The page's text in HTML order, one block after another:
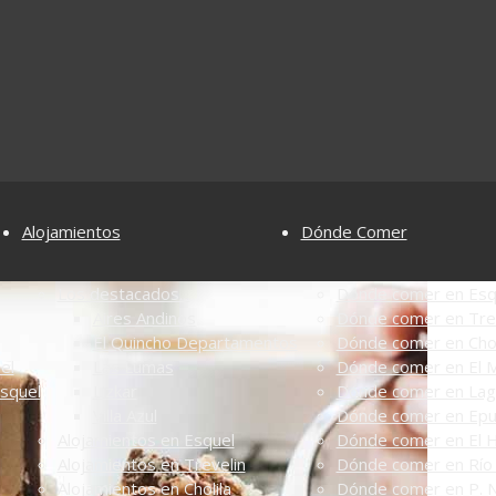
Alojamientos
Los destacados...
Aires Andinos
El Quincho Departamentos
Alojamientos en Esquel
Alojamientos en Trevelin
Alojamientos en Cholila
Dónde Comer
Dónde comer en
Dónde comer en
Dónde comer en
Dónde comer en El
Dónde comer en
Dónde comer en
Dónde comer en El
Dónde comer en Río
Dónde comer en P.